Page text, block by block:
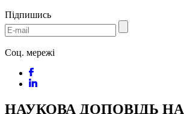
Підпишись
Соц. мережі
НАУКОВА ДОПОВІДЬ НА